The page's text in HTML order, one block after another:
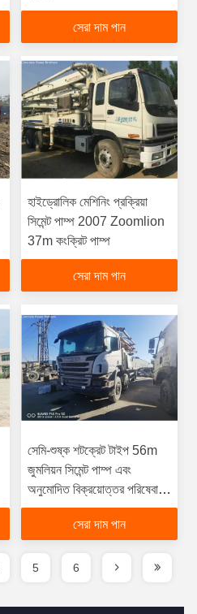
সেরা দাম পান
হাইড্রোলিক মেশিনিং প্রক্রিয়া
সিমেন্ট পাম্প 2007 Zoomlion
37m কংক্রিট পাম্প
সেরা দাম পান
সেমি-শুষ্ক শটক্রেট টাইপ 56m
জুমলিয়ন সিমেন্ট পাম্প এবং
অনুমোদিত বিক্রয়োত্তর পরিষেবা
সহ
সেরা দাম পান
5 6